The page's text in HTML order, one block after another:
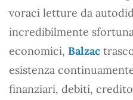
voraci letture da
incredibilmente
economici, Balzac
esistenza
finanziari, debiti,